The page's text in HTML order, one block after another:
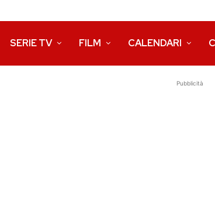
SERIE TV FILM CALENDARI
Pubblicità